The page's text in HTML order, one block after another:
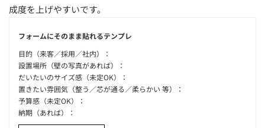
成度を上げやすいです。
フォームにそのまま貼れるテンプレ
目的（来客／採用／社内）：
設置場所（壁の写真があれば）：
だいたいのサイズ感（未定OK）：
置きたい雰囲気（整う／芯が通る／柔らかい 等）：
予算感（未定OK）：
納期（あれば）：